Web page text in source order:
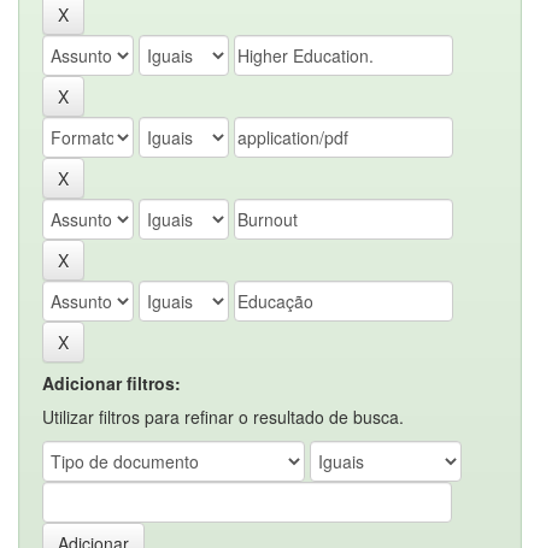
Adicionar filtros:
Utilizar filtros para refinar o resultado de busca.